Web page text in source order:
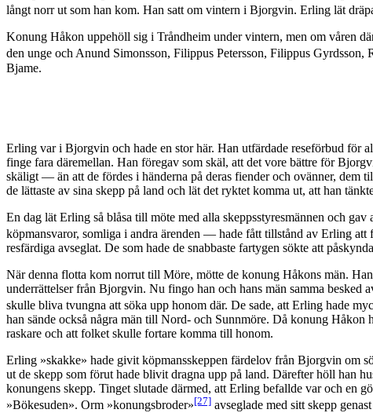
långt norr ut som han kom. Han satt om vintern i Bjorgvin. Erling lät
Konung Håkon uppehöll sig i Tråndheim under vintern, men om våren
den unge och Anund Simonsson, Filippus Petersson, Filippus
Bjame.
Erling var i Bjorgvin och hade en stor här. Han utfärdade reseförbud för
finge fara däremellan. Han föregav som skäl, att det vore bättre för
skäligt — än att de fördes i händerna på deras fiender och ovänner, dem
de lättaste av sina skepp på land och lät det ryktet komma ut, att han
En dag lät Erling så blåsa till möte med alla skeppsstyresmännen och
köpmansvaror, somliga i andra ärenden — hade fått tillstånd av Erling
resfärdiga avseglat. De som hade de snabbaste fartygen sökte att
När denna flotta kom norrut till Möre, mötte de konung Håkons män.
underrättelser från Bjorgvin. Nu fingo han och hans män samma besked
skulle bliva tvungna att söka upp honom där. De sade, att Erling hade
han sände också några män till Nord- och Sunnmöre. Då konung Håkon
raskare och att folket skulle fortare komma till honom.
Erling »skakke» hade givit köpmansskeppen färdelov från Bjorgvin om
ut de skepp som förut hade blivit dragna upp på land. Därefter höll han
konungens skepp. Tinget slutade därmed, att Erling befallde var och en
»Bökesuden». Orm »konungsbroder»[27] avseglade med sitt skepp